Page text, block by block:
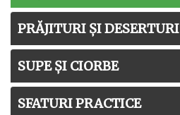
PRĂJITURI ȘI DESERTURI
SUPE ȘI CIORBE
SFATURI PRACTICE